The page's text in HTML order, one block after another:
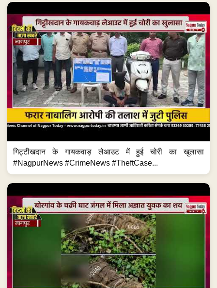
गिट्टीखदान के गायकवाड़ लेआउट में हुई चोरी का खुलासा
#NagpurNews #CrimeNews #TheftCase...